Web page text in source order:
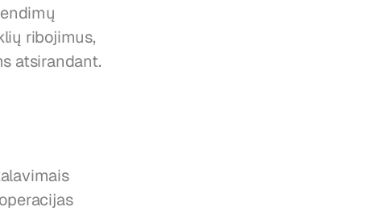
ribojimus,
atsirandant.